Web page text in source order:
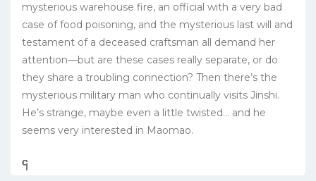
mysterious warehouse fire, an official with a very bad
case of food poisoning, and the mysterious last will and
testament of a deceased craftsman all demand her
attention—but are these cases really separate, or do
they share a troubling connection? Then there’s the
mysterious military man who continually visits Jinshi.
He’s strange, maybe even a little twisted… and he
seems very interested in Maomao.
၎
င
၎
၎
၎
င
၎
၎
၎
င
၎
၎